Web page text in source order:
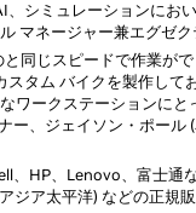
シミュレーションに
マネージャー兼エグゼ
同じスピードで作業
タム バイクを製作し
ワークステーションにと
、ジェイソン・ポール
、HP、Lenovo、富士
ジア太平洋) などの正規